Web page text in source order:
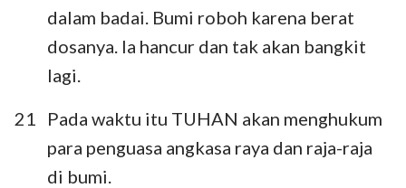
dalam badai. Bumi roboh karena berat
dosanya. Ia hancur dan tak akan bangkit
lagi.
21
Pada waktu itu TUHAN akan menghukum
para penguasa angkasa raya dan raja-raja
di bumi.